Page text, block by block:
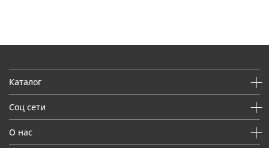
Каталог
Соц сети
О нас